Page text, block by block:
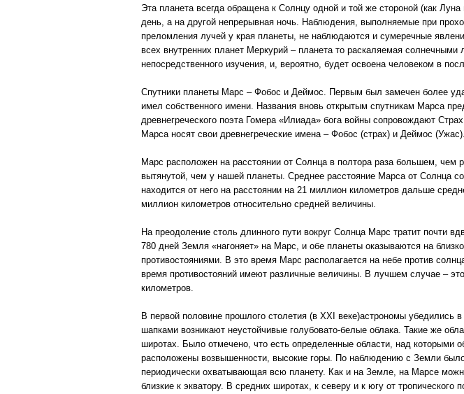
Эта планета всегда обращена к Солнцу одной и той же стороной (как
день, а на другой непрерывная ночь. Наблюдения, выполняемые при
преломления лучей у края планеты, не наблюдаются и сумеречные
всех внутренних планет Меркурий – планета то раскаляемая
непосредственного изучения, и, вероятно, будет освоена человеком в
Спутники планеты Марс – Фобос и Деймос. Первым был замечен более
имел собственного имени. Названия вновь открытым спутникам Марса
древнегреческого поэта Гомера «Илиада» бога войны сопровождают
Марса носят свои древнегреческие имена – Фобос (страх) и Деймос (Ужас).
Марс расположен на расстоянии от Солнца в полтора раза большем, чем
вытянутой, чем у нашей планеты. Среднее расстояние Марса от Солнца
находится от него на расстоянии на 21 миллион километров дальше
миллион километров относительно средней величины.
На преодоление столь длинного пути вокруг Солнца Марс тратит почти
780 дней Земля «нагоняет» на Марс, и обе планеты оказываются на
противостояниями. В это время Марс располагается на небе против
время противостояний имеют различные величины. В лучшем случае –
километров.
В первой половине прошлого столетия (в XXI веке)астрономы
шапками возникают неустойчивые голубовато-белые облака. Такие же
широтах. Было отмечено, что есть определенные области, над которыми
расположены возвышенности, высокие горы. По наблюдению с Земли
периодически охватывающая всю планету. Как и на Земле, на Марсе
близкие к экватору. В средних широтах, к северу и к югу от